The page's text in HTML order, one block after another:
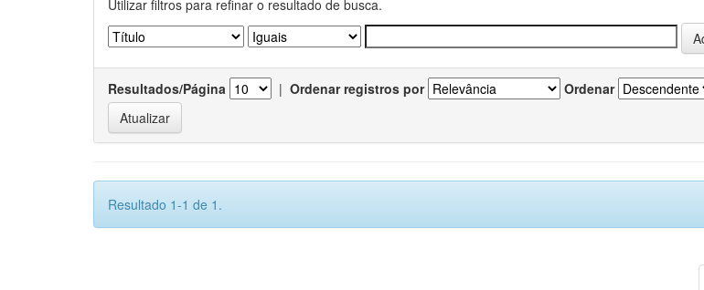
Utilizar filtros para refinar o resultado de busca.
Resultados/Página | Ordenar registros por Ordenar
Resultado 1-1 de 1.